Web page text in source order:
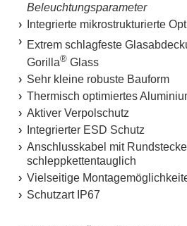
Beleuchtungsparameter
Integrierte mikrostrukturierte
Extrem schlagfeste
Gorilla®Glass
Sehr kleine robuste Bauform
Thermisch optimiertes
Aktiver Verpolschutz
Integrierter ESD Schutz
Anschlusskabel mit
schleppkettentauglich
Vielseitige
Schutzart IP67